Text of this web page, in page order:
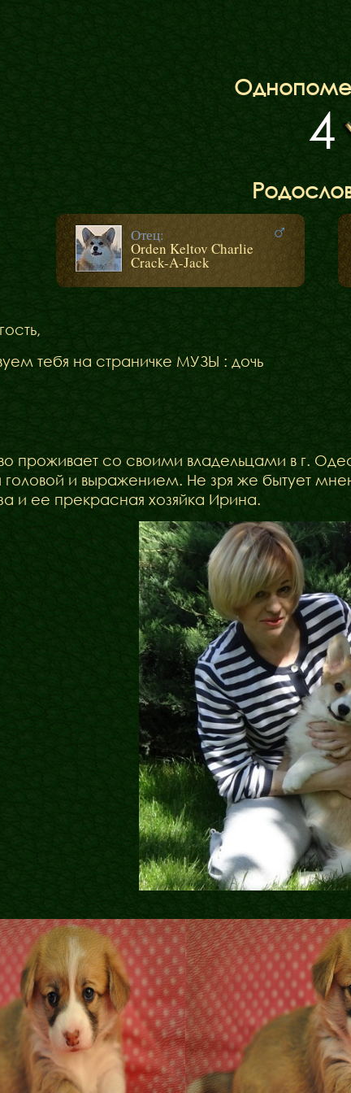
4
Отец:
Orden Keltov Charlie
Crack-A-Jack
тебя на страничке МУЗЫ : дочь
проживает со своими владельцами в г.
головой и выражением. Не зря же бытует
и ее прекрасная хозяйка Ирина.
Бібліотека
Міфи
Факти